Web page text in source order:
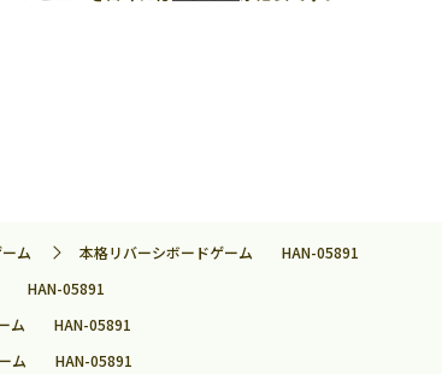
ム
本格リバーシボードゲーム HAN-05891
HAN-05891
ーム HAN-05891
ーム HAN-05891